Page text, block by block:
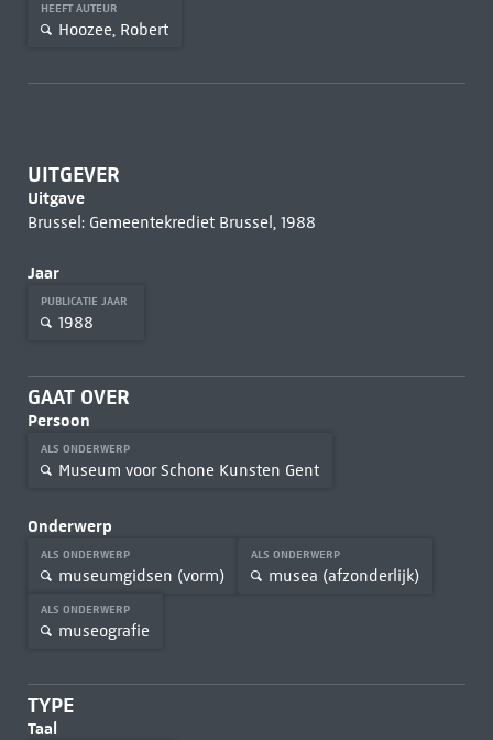
HEEFT AUTEUR
Hoozee, Robert
UITGEVER
Uitgave
Brussel: Gemeentekrediet Brussel, 1988
Jaar
PUBLICATIE JAAR
1988
GAAT OVER
Persoon
ALS ONDERWERP
Museum voor Schone Kunsten Gent
Onderwerp
ALS ONDERWERP
museumgidsen (vorm)
ALS ONDERWERP
musea (afzonderlijk)
ALS ONDERWERP
museografie
TYPE
Taal